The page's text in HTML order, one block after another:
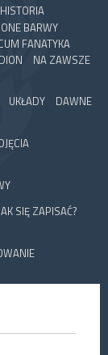
HISTORIA
BARWY
FANATYKA
NA ZAWSZE
UKŁADY
DAWNE
SIĘ ZAPISAĆ?